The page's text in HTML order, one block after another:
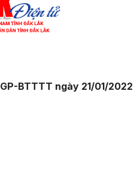
BTTTT ngày 21/01/2022